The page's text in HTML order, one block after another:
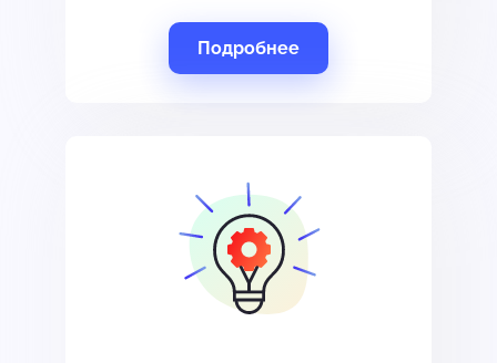
Подробнее